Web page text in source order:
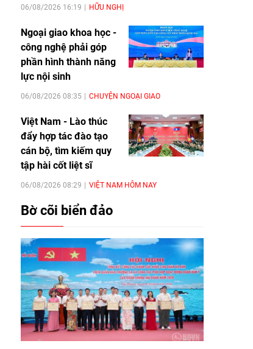
06/08/2026 16:19 HỮU NGHỊ
Ngoại giao khoa học -
công nghệ phải góp
phần hình thành năng
lực nội sinh
06/08/2026 08:35 CHUYỆN NGOẠI GIAO
Việt Nam - Lào thúc
đẩy hợp tác đào tạo
cán bộ, tìm kiếm quy
tập hài cốt liệt sĩ
06/08/2026 08:29 VIỆT NAM HÔM NAY
Bờ cõi biển đảo